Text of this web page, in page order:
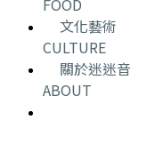
FOOD
文化藝術
CULTURE
關於迷迷音
ABOUT